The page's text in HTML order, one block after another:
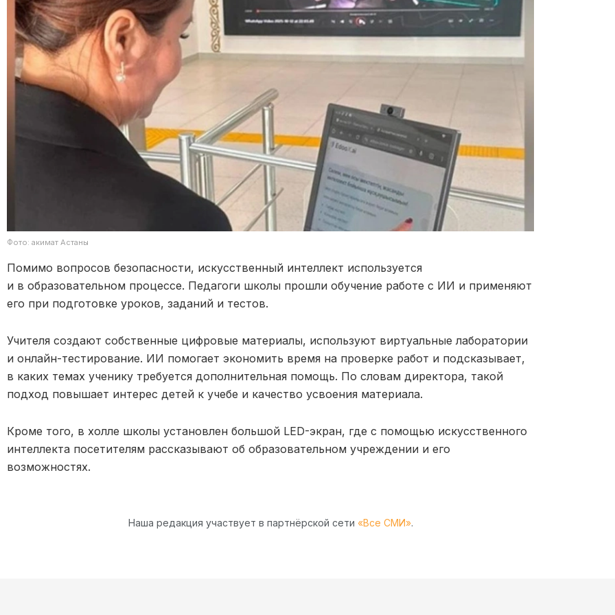
Фото: акимат Астаны
Помимо вопросов безопасности, искусственный интеллект используется
и в образовательном процессе. Педагоги школы прошли обучение работе с ИИ и применяют
его при подготовке уроков, заданий и тестов.
Учителя создают собственные цифровые материалы, используют виртуальные лаборатории
и онлайн-тестирование. ИИ помогает экономить время на проверке работ и подсказывает,
в каких темах ученику требуется дополнительная помощь. По словам директора, такой
подход повышает интерес детей к учебе и качество усвоения материала.
Кроме того, в холле школы установлен большой LED-экран, где с помощью искусственного
интеллекта посетителям рассказывают об образовательном учреждении и его
возможностях.
Наша редакция участвует в партнёрской сети «Все СМИ».